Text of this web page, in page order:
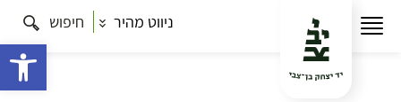
ניווט מהיר חיפוש